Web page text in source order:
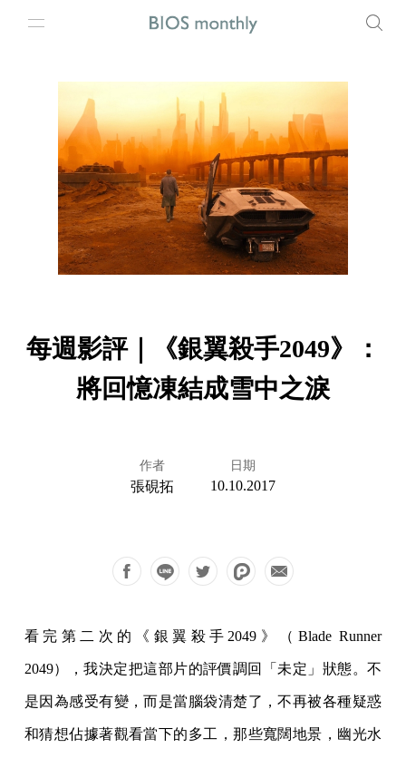
每週影評｜《銀翼殺手2049》：
將回憶凍結成雪中之淚
作者
張硯拓
日期
10.10.2017
看完第二次的《銀翼殺手2049》（Blade Runner
2049），我決定把這部片的評價調回「未定」狀態。不
是因為感受有變，而是當腦袋清楚了，不再被各種疑惑
和猜想佔據著觀看當下的多工，那些寬闊地景，幽光水